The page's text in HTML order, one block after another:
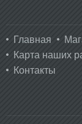
Главная
Карта наших
Контакты